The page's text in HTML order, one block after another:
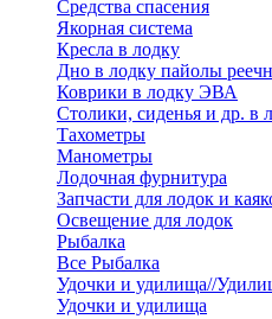
Средства спасения
Якорная система
Кресла в лодку
Дно в лодку пайолы
Коврики в лодку ЭВА
Столики, сиденья и др. в
Тахометры
Манометры
Лодочная фурнитура
Запчасти для лодок и
Освещение для лодок
Рыбалка
Все Рыбалка
Удочки и удилища//
Удочки и удилища